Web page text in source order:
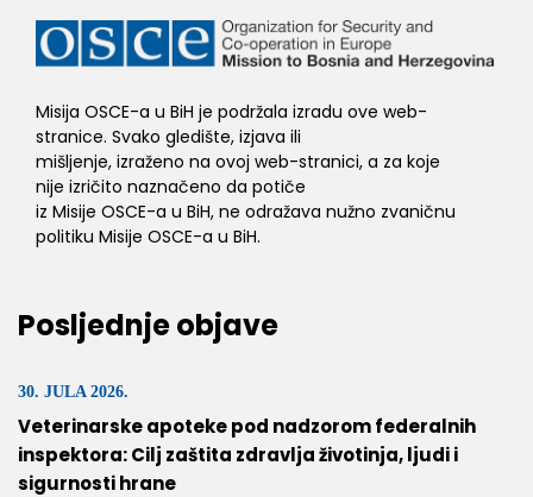
Misija OSCE-a u BiH je podržala izradu ove web-
stranice. Svako gledište, izjava ili
mišljenje, izraženo na ovoj web-stranici, a za koje
nije izričito naznačeno da potiče
iz Misije OSCE-a u BiH, ne odražava nužno zvaničnu
politiku Misije OSCE-a u BiH.
Posljednje objave
30. JULA 2026.
Veterinarske apoteke pod nadzorom federalnih
inspektora: Cilj zaštita zdravlja životinja, ljudi i
sigurnosti hrane